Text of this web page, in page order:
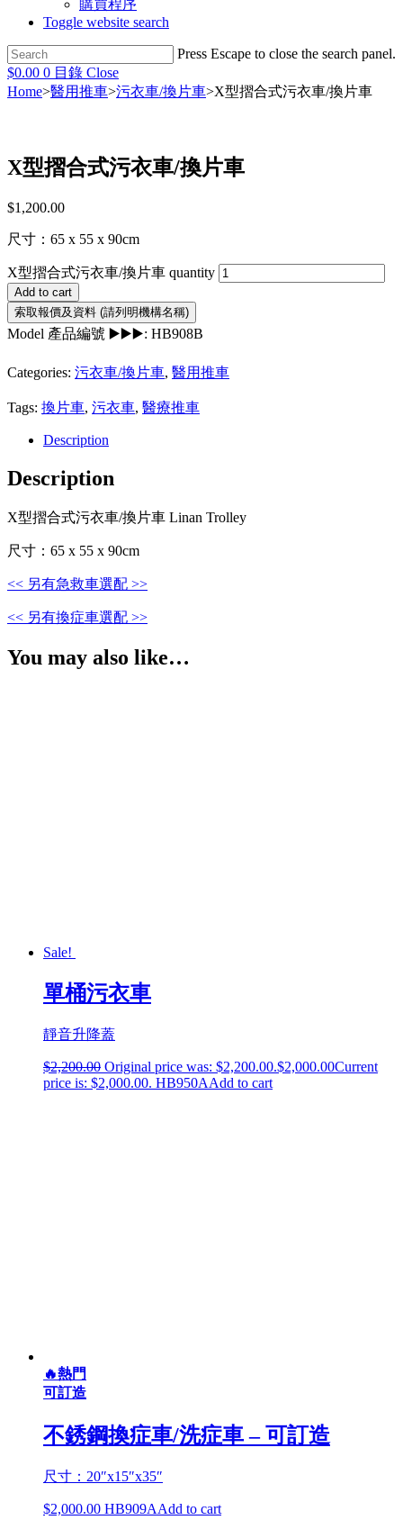
購買程序
Toggle website search
Press Escape to close the search panel.
$0.00 0 目錄 Close
Home>醫用推車>污衣車/換片車>X型摺合式污衣車/換片車
X型摺合式污衣車/換片車
$1,200.00
尺寸：65 x 55 x 90cm
X型摺合式污衣車/換片車 quantity
Add to cart
Model 產品編號 ▶️▶️▶️: HB908B
Categories: 污衣車/換片車, 醫用推車
Tags: 換片車, 污衣車, 醫療推車
Description
Description
X型摺合式污衣車/換片車 Linan Trolley
尺寸：65 x 55 x 90cm
<< 另有急救車選配 >>
<< 另有換症車選配 >>
You may also like…
Sale!
單桶污衣車
靜音升降蓋
$2,200.00 Original price was: $2,200.00.$2,000.00Current
price is: $2,000.00. HB950AAdd to cart
🔥熱門
可訂造
不銹鋼換症車/洗症車 – 可訂造
尺寸：20″x15″x35″
$2,000.00 HB909AAdd to cart